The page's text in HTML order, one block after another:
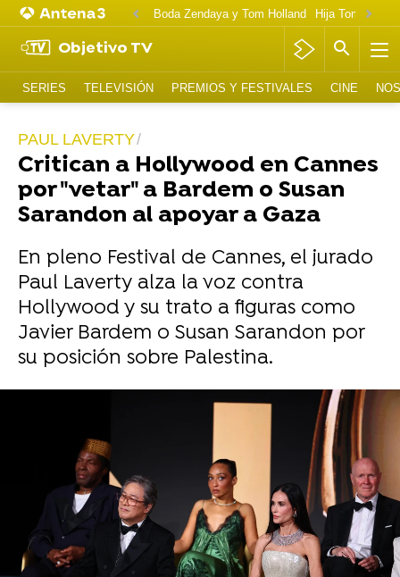
Boda Zendaya y Tom Holland Hija Tom
Objetivo TV
SERIES TELEVISIÓN PREMIOS Y FESTIVALES CINE
PAUL LAVERTY
Critican a Hollywood en Cannes
por "vetar" a Bardem o Susan
Sarandon al apoyar a Gaza
En pleno Festival de Cannes, el jurado
Paul Laverty alza la voz contra
Hollywood y su trato a figuras como
Javier Bardem o Susan Sarandon por
su posición sobre Palestina.
Reuters
Javier Bardem habla sobre las
consecuencias de apoyar a Palestina en su
carrera: "Siempre he sentido que tengo
micrófonos"